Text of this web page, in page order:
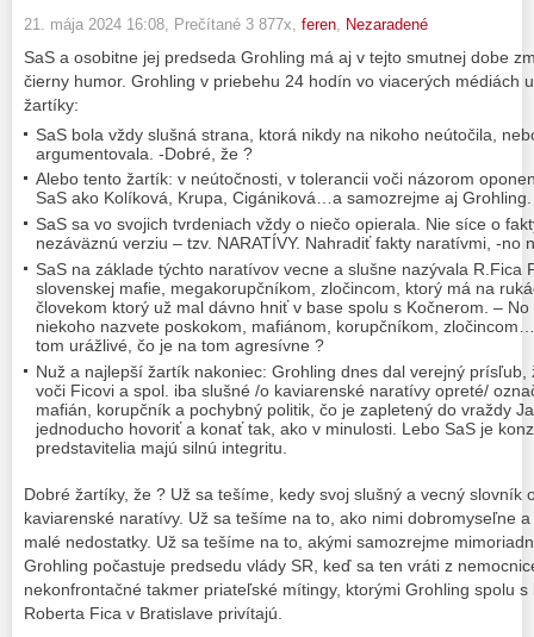
21. mája 2024 16:08 , Prečítané 3 877x, feren Nezaradené
SaS a osobitne jej predseda Grohling má aj v tejto smutnej dobe
čierny humor. Grohling v priebehu 24 hodín vo viacerých médiách
žartíky:
SaS bola vždy slušná strana, ktorá nikdy na nikoho neútočila,
argumentovala. -Dobré, že ?
Alebo tento žartík: v neútočnosti, v tolerancii voči názorom
SaS ako Kolíková, Krupa, Cigániková…a samozrejme aj Grohling.
SaS sa vo svojich tvrdeniach vždy o niečo opierala. Nie síce o
nezáväznú verziu – tzv. NARATÍVY. Nahradiť fakty naratívmi, -no
SaS na základe týchto naratívov vecne a slušne nazývala R.Fica
slovenskej mafie, megakorupčníkom, zločincom, ktorý má na
človekom ktorý už mal dávno hniť v base spolu s Kočnerom. –
niekoho nazvete poskokom, mafiánom, korupčníkom,
tom urážlivé, čo je na tom agresívne ?
Nuž a najlepší žartík nakoniec: Grohling dnes dal verejný
voči Ficovi a spol. iba slušné /o kaviarenské naratívy opreté/
mafián, korupčník a pochybný politik, čo je zapletený do vraždy
jednoducho hovoriť a konať tak, ako v minulosti. Lebo SaS je
predstavitelia majú silnú integritu.
Dobré žartíky, že ? Už sa tešíme, kedy svoj slušný a vecný slovník
kaviarenské naratívy. Už sa tešíme na to, ako nimi dobromyseľne
malé nedostatky. Už sa tešíme na to, akými samozrejme
Grohling počastuje predsedu vlády SR, keď sa ten vráti z
nekonfrontačné takmer priateľské mítingy, ktorými Grohling spolu
Roberta Fica v Bratislave privítajú.